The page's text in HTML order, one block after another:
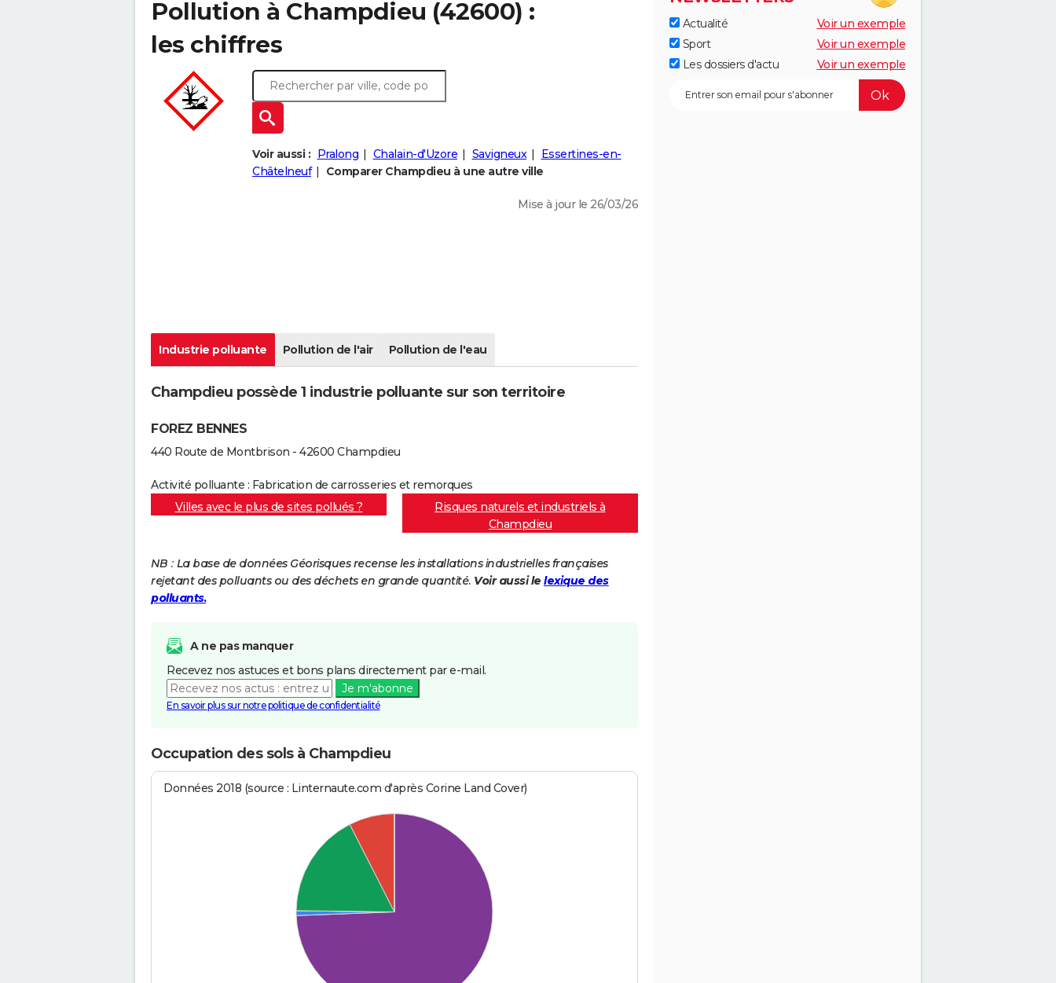
Pollution à Champdieu (42600) :
les chiffres
Voir aussi : Pralong Chalain-d'Uzore Savigneux
Essertines-en-
Châtelneuf
Comparer Champdieu à une autre ville
Mise à jour le 26/03/26
Industrie polluante Pollution de l'air Pollution de l'eau
Champdieu possède 1 industrie polluante sur son territoire
FOREZ BENNES
440 Route de Montbrison - 42600 Champdieu
Activité polluante : Fabrication de carrosseries et remorques
Villes avec le plus de sites pollués ?
Risques naturels et industriels à
Champdieu
NB : La base de données Géorisques recense les installations industrielles françaises
rejetant des polluants ou des déchets en grande quantité. Voir aussi le lexique des
polluants.
A ne pas manquer
Recevez nos astuces et bons plans directement par e-mail.
Je m'abonne
En savoir plus sur notre politique de confidentialité
Occupation des sols à Champdieu
Données 2018 (source : Linternaute.com d'après Corine Land Cover)
Actualité
Voir un exemple
Sport
Voir un exemple
Les dossiers d'actu
Voir un exemple